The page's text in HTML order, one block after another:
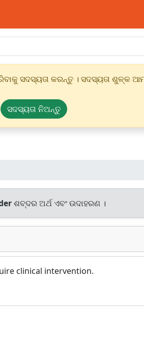
ସଦସ୍ୟତା କରନ୍ତୁ । ସଦସ୍ୟତା ଶୁଳ୍କ
ସଦସ୍ୟତା ନିଅନ୍ତୁ
ଶବ୍ଦର ଅର୍ଥ ଏବଂ ଉଦାହରଣ ।
clinical intervention.